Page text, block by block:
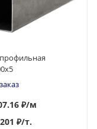
₽/м
₽/т.